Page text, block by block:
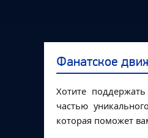
Фанатское
Хотите
частью
которая поможет